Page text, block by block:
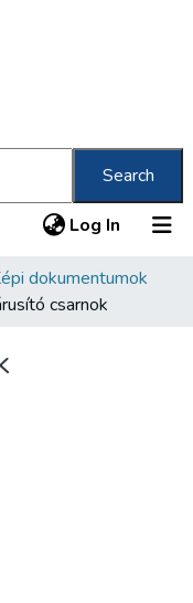
Search
Log In (current)
dokumentumok
csarnok